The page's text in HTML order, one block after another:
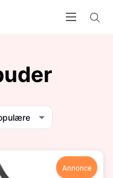
Annonce